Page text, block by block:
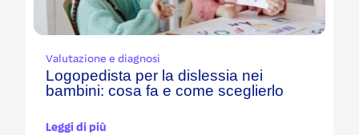
Valutazione e diagnosi
Logopedista per la dislessia nei
bambini: cosa fa e come sceglierlo
Leggi di più